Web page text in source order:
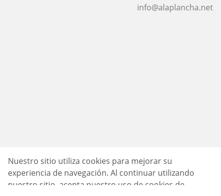
info@alaplancha.net
Nuestro sitio utiliza cookies para mejorar su
experiencia de navegación. Al continuar utilizando
nuestro sitio, acepta nuestro uso de cookies de